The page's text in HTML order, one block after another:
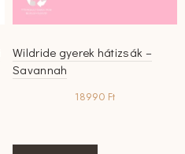
Wildride gyerek hátizsák –
Savannah
18990 Ft